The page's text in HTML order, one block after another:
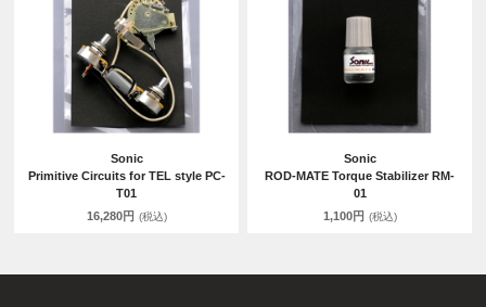
Sonic
Primitive Circuits for TEL style PC-
T01
16,280円 (税込)
Sonic
ROD-MATE Torque Stabilizer RM-
01
1,100円 (税込)